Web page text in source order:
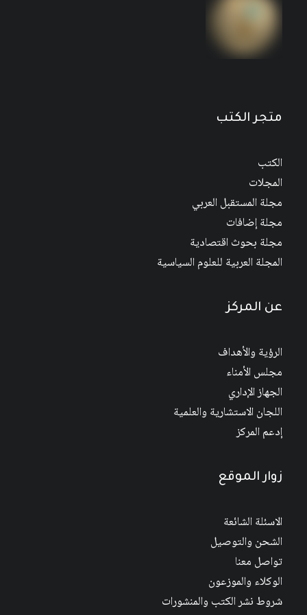
متجر الكتب
الكتب
المجلات
مجلة المستقبل العربي
مجلة إضافات
مجلة بحوث اقتصادية
المجلة العربية للعلوم السياسية
عن المركز
الرؤية والأهداف
مجلس الأمناء
الجهاز الإداري
اللجان الاستشارية والعلمية
إدعم المركز
زوار الموقع
الاسئلة الشائعة
الشحن والتوصيل
تواصل معنا
الوكلاء والموزعون
شروط نشر الكتب والمنشورات